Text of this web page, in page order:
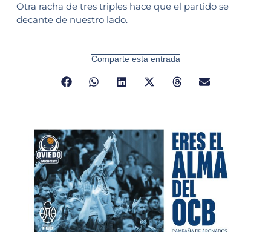
Otra racha de tres triples hace que el partido se
decante de nuestro lado.
Comparte esta entrada